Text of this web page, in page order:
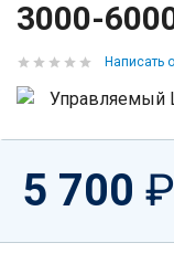
3000-
Написать
5 700 ₽